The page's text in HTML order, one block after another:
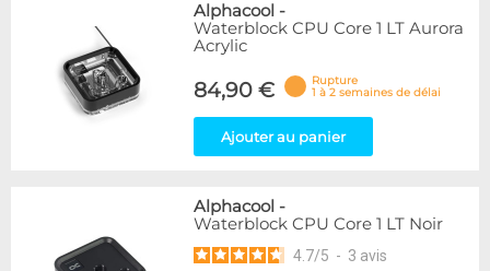
Alphacool -
Waterblock CPU Core 1 LT Aurora
Acrylic
84,90 €
Rupture
1 à 2 semaines de délai
Ajouter au panier
Alphacool -
Waterblock CPU Core 1 LT Noir
4.7/5 - 3 avis